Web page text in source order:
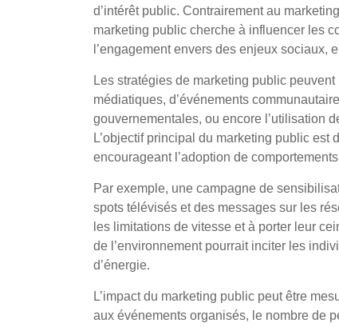
d’intérêt public. Contrairement au
marketing public cherche à influencer les
l’engagement envers des enjeux sociaux,
Les stratégies de marketing public
médiatiques, d’événements
gouvernementales, ou encore l’utilisation
L’objectif principal du marketing public
encourageant l’adoption de
Par exemple, une campagne de
spots télévisés et des messages sur les
les limitations de vitesse et à porter leur
de l’environnement pourrait inciter les
d’énergie.
L’impact du marketing public peut être
aux événements organisés, le nombre de